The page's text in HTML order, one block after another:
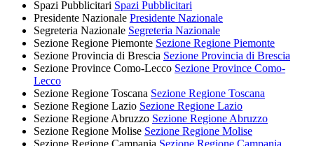
Spazi Pubblicitari Spazi Pubblicitari
Presidente Nazionale Presidente Nazionale
Segreteria Nazionale Segreteria Nazionale
Sezione Regione Piemonte Sezione Regione Piemonte
Sezione Provincia di Brescia Sezione Provincia di Brescia
Sezione Province Como-Lecco Sezione Province Como-
Lecco
Sezione Regione Toscana Sezione Regione Toscana
Sezione Regione Lazio Sezione Regione Lazio
Sezione Regione Abruzzo Sezione Regione Abruzzo
Sezione Regione Molise Sezione Regione Molise
Sezione Regione Campania Sezione Regione Campania